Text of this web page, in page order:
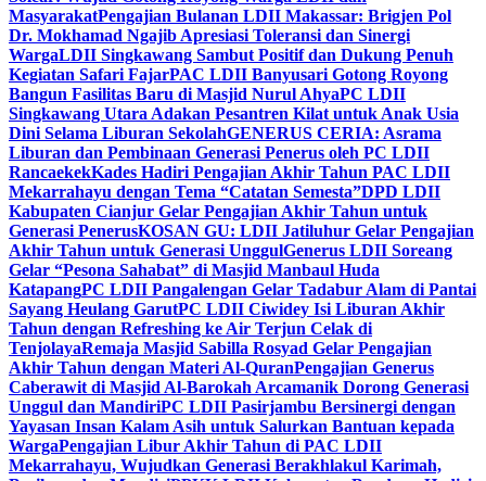
MasyarakatPengajian Bulanan LDII Makassar: Brigjen Pol
Dr. Mokhamad Ngajib Apresiasi Toleransi dan Sinergi
WargaLDII Singkawang Sambut Positif dan Dukung Penuh
Kegiatan Safari FajarPAC LDII Banyusari Gotong Royong
Bangun Fasilitas Baru di Masjid Nurul AhyaPC LDII
Singkawang Utara Adakan Pesantren Kilat untuk Anak Usia
Dini Selama Liburan SekolahGENERUS CERIA: Asrama
Liburan dan Pembinaan Generasi Penerus oleh PC LDII
RancaekekKades Hadiri Pengajian Akhir Tahun PAC LDII
Mekarrahayu dengan Tema “Catatan Semesta”DPD LDII
Kabupaten Cianjur Gelar Pengajian Akhir Tahun untuk
Generasi PenerusKOSAN GU: LDII Jatiluhur Gelar Pengajian
Akhir Tahun untuk Generasi UnggulGenerus LDII Soreang
Gelar “Pesona Sahabat” di Masjid Manbaul Huda
KatapangPC LDII Pangalengan Gelar Tadabur Alam di Pantai
Sayang Heulang GarutPC LDII Ciwidey Isi Liburan Akhir
Tahun dengan Refreshing ke Air Terjun Celak di
TenjolayaRemaja Masjid Sabilla Rosyad Gelar Pengajian
Akhir Tahun dengan Materi Al-QuranPengajian Generus
Caberawit di Masjid Al-Barokah Arcamanik Dorong Generasi
Unggul dan MandiriPC LDII Pasirjambu Bersinergi dengan
Yayasan Insan Kalam Asih untuk Salurkan Bantuan kepada
WargaPengajian Libur Akhir Tahun di PAC LDII
Mekarrahayu, Wujudkan Generasi Berakhlakul Karimah,